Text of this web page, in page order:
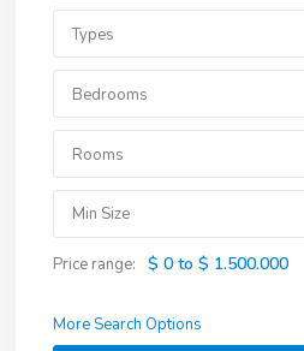
Types
Bedrooms
Rooms
Price range: $ 0 to $ 1.500.000
More Search Options